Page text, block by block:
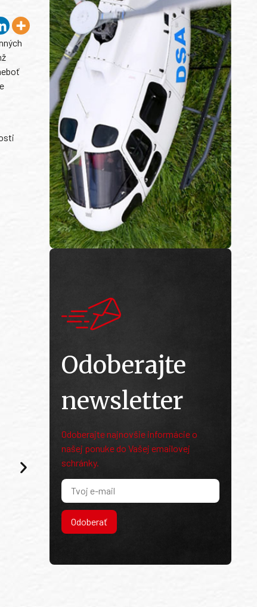
Odoberajte
newsletter
Odoberajte najnovšie informácie o
našej ponuke do Vašej emailovej
schránky.
Odoberať